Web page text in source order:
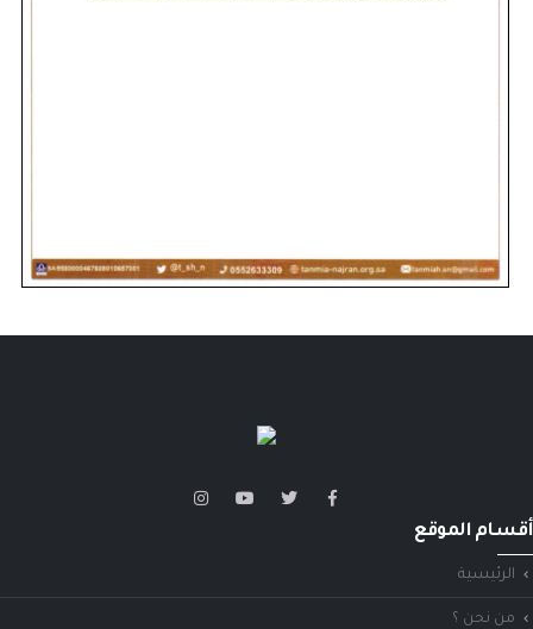
أقسام الموقع
الرئيسية
من نحن ؟